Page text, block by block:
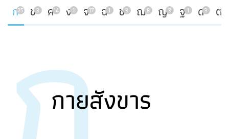
ก25 ข3 ค14 ง1 จ17 ฉ1 ช3 ฌ8 ญ3 ฐ1 ด3 ต
กายสังขาร